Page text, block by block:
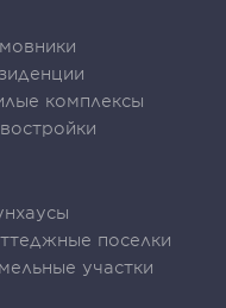
комплексы
поселки
участки